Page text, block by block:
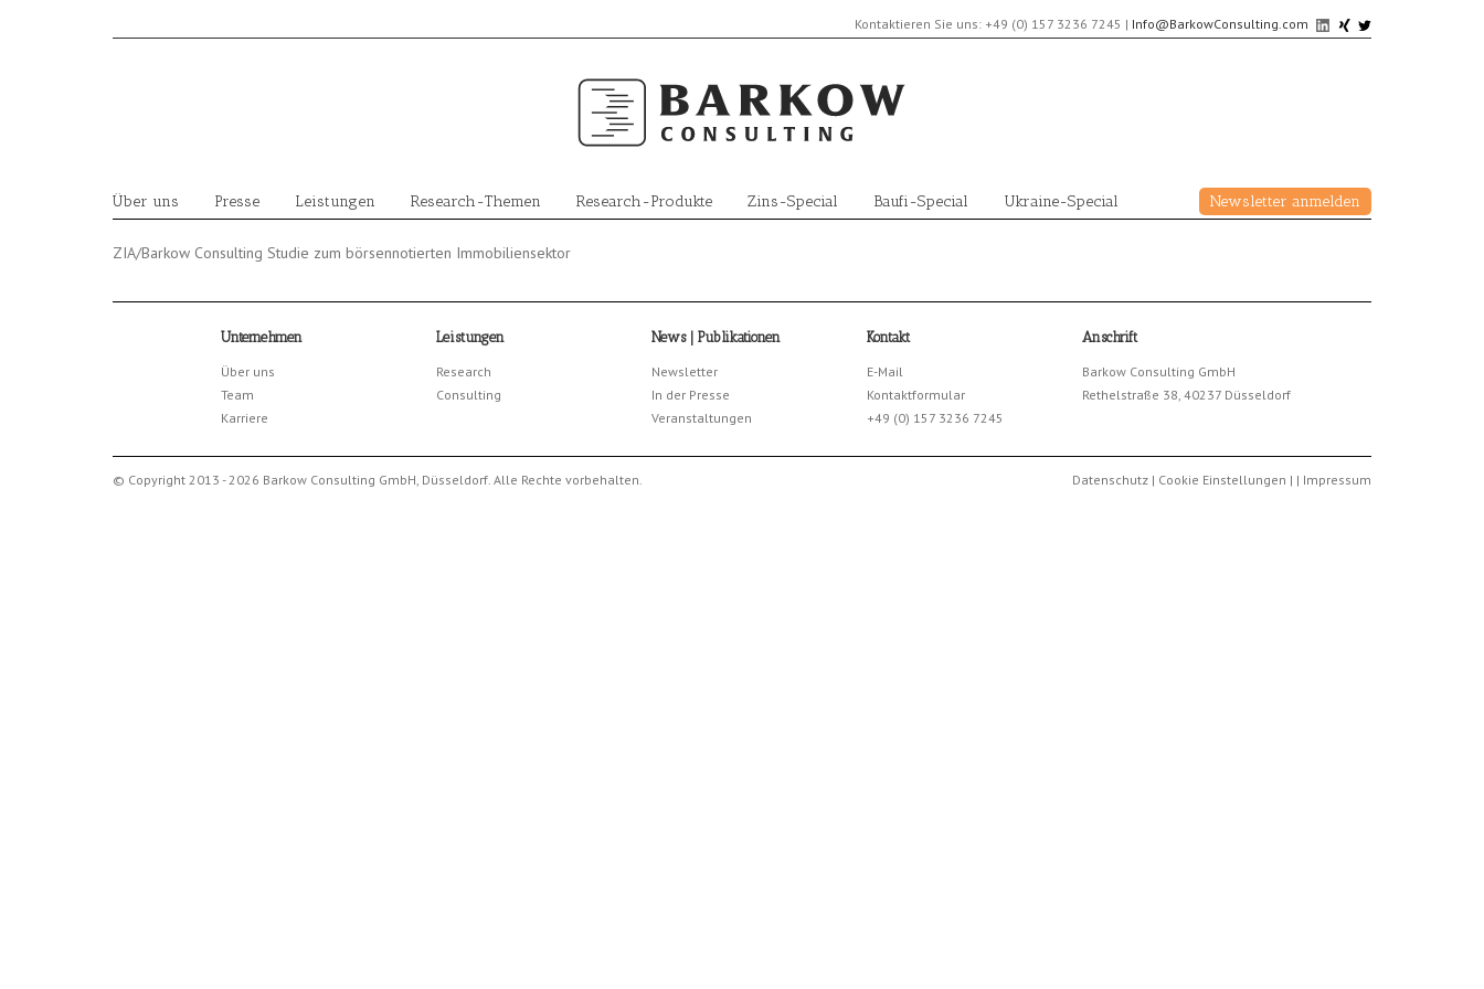
Kontaktieren Sie uns: +49 (0) 157 3236 7245 | Info@BarkowConsulting.com
Über uns Presse Leistungen Research-Themen Research-Produkte Zins-Special Baufi-Special Ukraine-Special Newsletter anmelden
ZIA/Barkow Consulting Studie zum börsennotierten Immobiliensektor
Unternehmen
Über uns
Team
Karriere
Leistungen
Research
Consulting
News | Publikationen
Newsletter
In der Presse
Veranstaltungen
Kontakt
E-Mail
Kontaktformular
+49 (0) 157 3236 7245
Anschrift
Barkow Consulting GmbH
Rethelstraße 38, 40237 Düsseldorf
© Copyright 2013 - 2026 Barkow Consulting GmbH, Düsseldorf. Alle Rechte vorbehalten. Datenschutz | Cookie Einstellungen | | Impressum